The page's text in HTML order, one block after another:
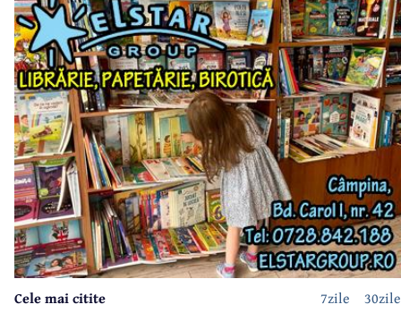
30zile
7zile
Cele mai citite